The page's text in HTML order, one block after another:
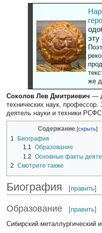
эту
же
Соколов Лев Дмитриевич —
технических наук,
деятель науки и техники
Содержание
1
Биография
1.1 Образование
1.2 Основные факты
2
Смотрите также
Биография [править]
Образование [править]
Сибирский металлургический